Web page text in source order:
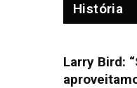
História
Larry Bird: